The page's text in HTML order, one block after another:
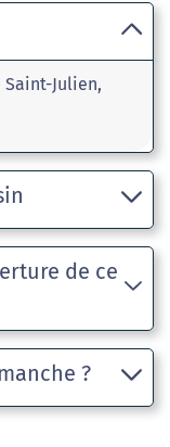
Saint-Julien,
de ce
?